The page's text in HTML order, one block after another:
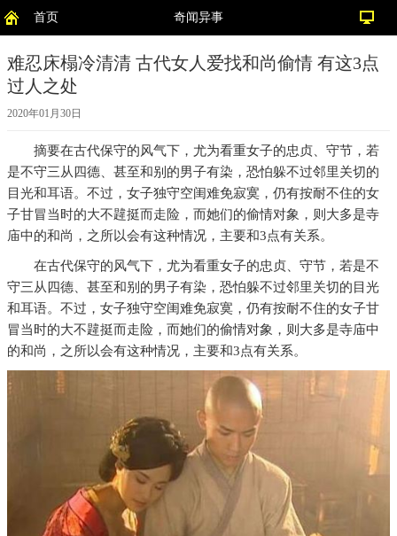
首页 奇闻异事
难忍床榻冷清清 古代女人爱找和尚偷情 有这3点
过人之处
2020年01月30日
摘要在古代保守的风气下，尤为看重女子的忠贞、守节，若
是不守三从四德、甚至和别的男子有染，恐怕躲不过邻里关切的
目光和耳语。不过，女子独守空闺难免寂寞，仍有按耐不住的女
子甘冒当时的大不韙挺而走险，而她们的偷情对象，则大多是寺
庙中的和尚，之所以会有这种情况，主要和3点有关系。
在古代保守的风气下，尤为看重女子的忠贞、守节，若是不
守三从四德、甚至和别的男子有染，恐怕躲不过邻里关切的目光
和耳语。不过，女子独守空闺难免寂寞，仍有按耐不住的女子甘
冒当时的大不韙挺而走险，而她们的偷情对象，则大多是寺庙中
的和尚，之所以会有这种情况，主要和3点有关系。